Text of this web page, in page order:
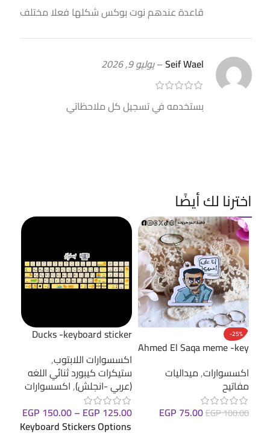
قاعدة عندهم نوت بوكس شكلها فعلا مختلف
Seif Wael
–يوليو 9, 2026
بستخدمه في تسجيل كل ملاحظاتي
اخترنا لك أيضًا
-25%
Ahmed El Saqa meme -key
اكسسوارات,ميداليات
مفاتيح
EGP100.00
EGP 75.00
Ducks -keyboard sticker
اكسسوارات اللابتوب,
ستيكرات كيبورد ثنائي اللغه
(عربي -انجلش),اكسسوارات
EGP 125.00
–
EGP 150.00
Keyboard Stickers Options